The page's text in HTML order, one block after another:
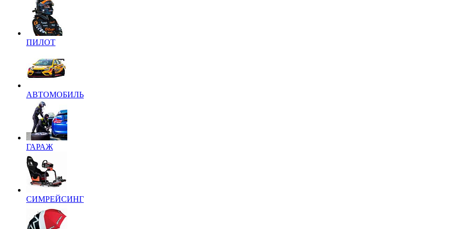
ПИЛОТ
АВТОМОБИЛЬ
ГАРАЖ
СИМРЕЙСИНГ